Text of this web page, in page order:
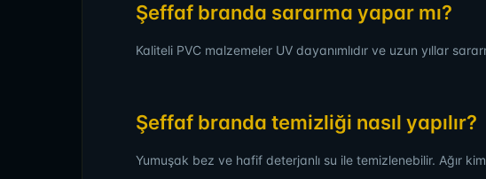
Şeffaf branda sararma yapar mı?
Kaliteli PVC malzemeler UV dayanımlıdır ve uzun yıllar
Şeffaf branda temizliği nasıl yapılır?
Yumuşak bez ve hafif deterjanlı su ile temizlenebilir. Ağır